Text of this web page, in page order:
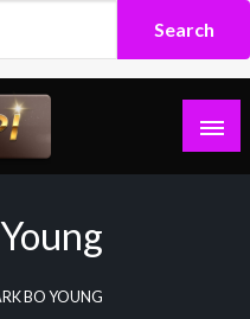
BO YOUNG